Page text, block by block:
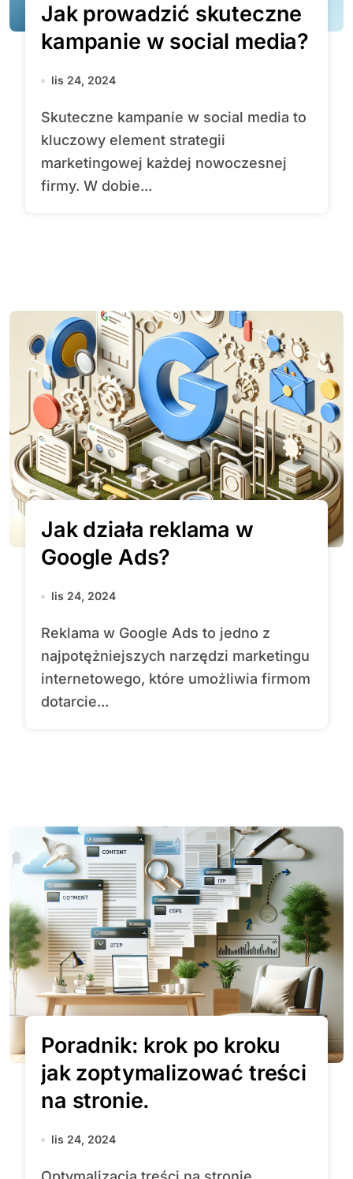
Jak prowadzić skuteczne
kampanie w social media?
lis 24, 2024
Skuteczne kampanie w social media to
kluczowy element strategii
marketingowej każdej nowoczesnej
firmy. W dobie...
Jak działa reklama w
Google Ads?
lis 24, 2024
Reklama w Google Ads to jedno z
najpotężniejszych narzędzi marketingu
internetowego, które umożliwia firmom
dotarcie...
Poradnik: krok po kroku
jak zoptymalizować treści
na stronie.
lis 24, 2024